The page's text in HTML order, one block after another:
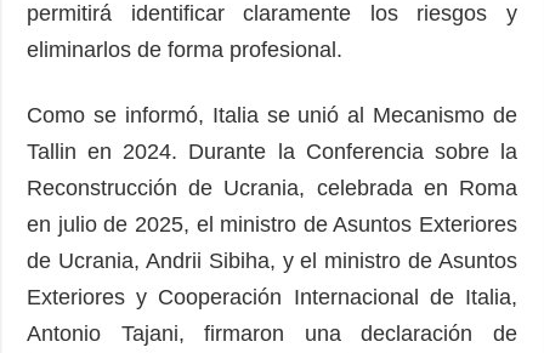
permitirá identificar claramente los riesgos y
eliminarlos de forma profesional.
Como se informó, Italia se unió al Mecanismo de
Tallin en 2024. Durante la Conferencia sobre la
Reconstrucción de Ucrania, celebrada en Roma
en julio de 2025, el ministro de Asuntos Exteriores
de Ucrania, Andrii Sibiha, y el ministro de Asuntos
Exteriores y Cooperación Internacional de Italia,
Antonio Tajani, firmaron una declaración de